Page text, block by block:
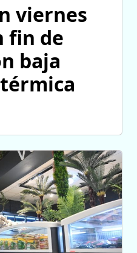
viernes
fin de
baja